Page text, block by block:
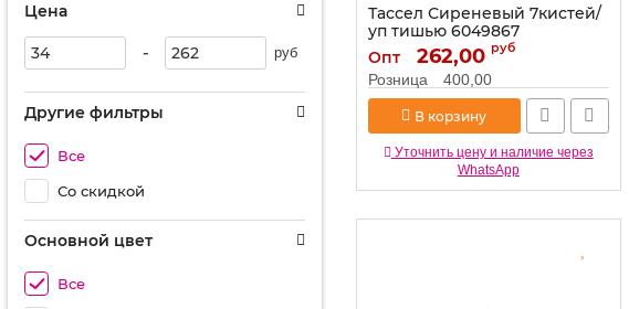
Цена
- руб
Другие фильтры
Все
Со скидкой
Основной цвет
Все
Тассел Сиреневый 7кистей/
уп тишью 6049867
Артикул: 6049867
Опт 262,00 руб
Розница 400,00
В корзину
Уточнить цену и наличие через
WhatsApp